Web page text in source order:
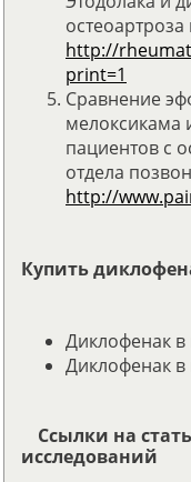
http://
print=1
Сравнение
мелоксикама
пациентов с
отдела
http://
Купить
Диклофенак в
Диклофенак в
Ссылки на
исследований